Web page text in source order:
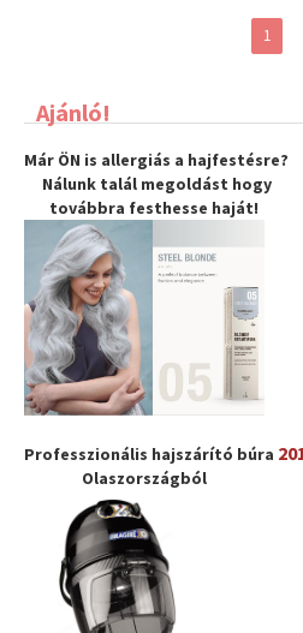
1
Ajánló!
Már ÖN is allergiás a hajfestésre?
Nálunk talál megoldást hogy
továbbra festhesse haját!
Professzionális hajszárító búra
Olaszországból